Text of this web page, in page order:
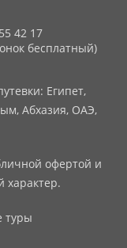
42 17
бесплатный)
Египет,
Абхазия, ОАЭ,
офертой и
характер.
туры